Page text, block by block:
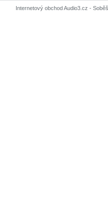
Internetový obchod Audio3.cz -